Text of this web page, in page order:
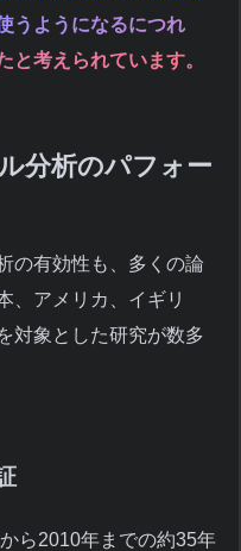
うようになるにつれ
と考えられています。
分析のパフォー
の有効性も、多くの論
、アメリカ、イギリ
対象とした研究が数多
ら2010年までの約35年